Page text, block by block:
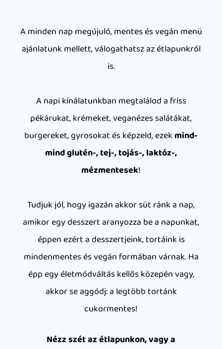
A minden nap megújuló, mentes és vegán menü
ajánlatunk mellett, válogathatsz az étlapunkról
is.
A napi kínálatunkban megtalálod a friss
pékárukat, krémeket, veganézes salátákat,
burgereket, gyrosokat és képzeld, ezek mind-
mind glutén-, tej-, tojás-, laktóz-,
mézmentesek!
Tudjuk jól, hogy igazán akkor süt ránk a nap,
amikor egy desszert aranyozza be a napunkat,
éppen ezért a desszertjeink, tortáink is
mindenmentes és vegán formában várnak. Ha
épp egy életmódváltás kellős közepén vagy,
akkor se aggódj: a legtöbb tortánk
cukormentes!
Nézz szét az étlapunkon, vagy a